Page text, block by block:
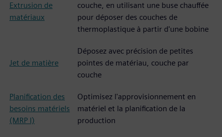
Extrusion de
matériaux
couche, en utilisant une buse chauffée
pour déposer des couches de
thermoplastique à partir d'une bobine
Jet de matière
Déposez avec précision de petites
pointes de matériau, couche par
couche
Planification des
besoins matériels
(MRP I)
Optimisez l'approvisionnement en
matériel et la planification de la
production